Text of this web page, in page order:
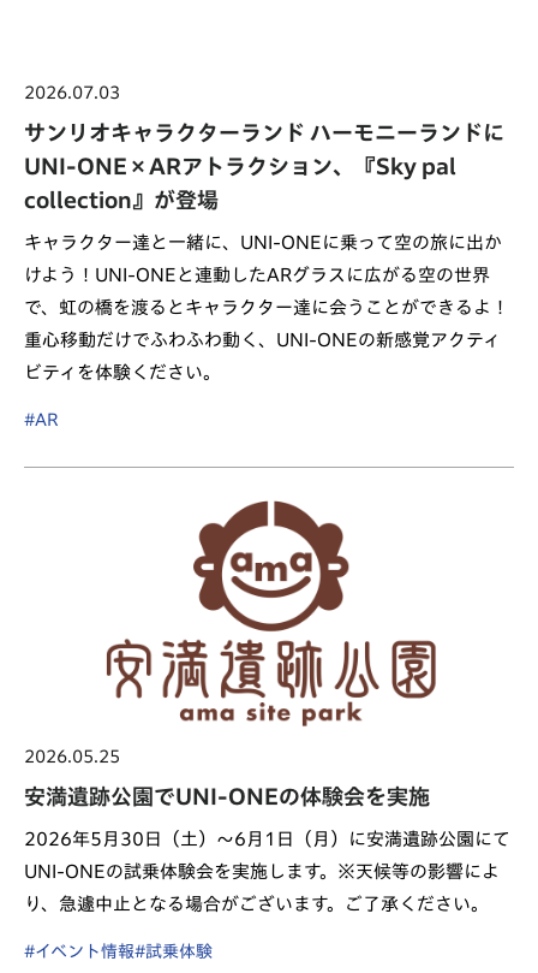
2026.07.03
サンリオキャラクターランド ハーモニーランドに
UNI-ONE×ARアトラクション、『Sky pal
collection』が登場
キャラクター達と一緒に、UNI-ONEに乗って空の旅に出か
けよう！UNI-ONEと連動したARグラスに広がる空の世界
で、虹の橋を渡るとキャラクター達に会うことができるよ！
重心移動だけでふわふわ動く、UNI-ONEの新感覚アクティ
ビティを体験ください。
#AR
2026.05.25
安満遺跡公園でUNI-ONEの体験会を実施
2026年5月30日（土）～6月1日（月）に安満遺跡公園にて
UNI-ONEの試乗体験会を実施します。※天候等の影響によ
り、急遽中止となる場合がございます。ご了承ください。
#イベント情報#試乗体験